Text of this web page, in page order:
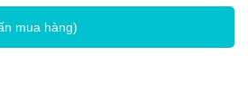
mua hàng)